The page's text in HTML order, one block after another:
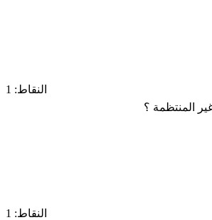
النقاط: 1
المنتظمة ؟
النقاط: 1